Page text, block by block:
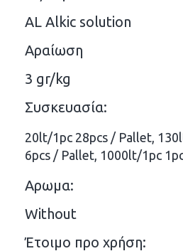
AL Alkic solution
Αραίωση
3 gr/kg
Συσκευασία:
20lt/1pc 28pcs / Pallet,
6pcs / Pallet, 1000lt/1pc
Αρωμα:
Without
Έτοιμο προ χρήση: